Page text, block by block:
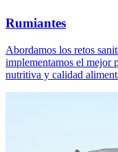
Rumiantes
Abordamos los retos
implementamos el mejor
nutritiva y calidad